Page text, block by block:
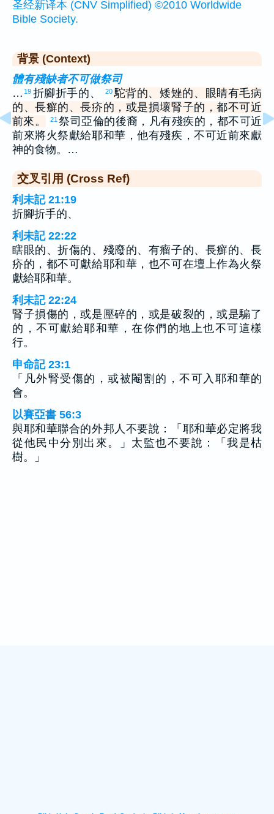
圣经新译本 (CNV Simplified) ©2010 Worldwide
Bible Society.
背景 (Context)
體有殘缺者不可做祭司
… 19 折腳折手的、 20駝背的、矮矬的、眼睛有毛病
的、長癬的、長疥的，或是損壞腎子的，都不可近
前來。
21 祭司亞倫的後裔，凡有殘疾的，都不可近
前來將火祭獻給耶和華，他有殘疾，不可近前來獻
神的食物。…
交叉引用 (Cross Ref)
利未記 21:19
折腳折手的、
利未記 22:22
瞎眼的、折傷的、殘廢的、有瘤子的、長癬的、長
疥的，都不可獻給耶和華，也不可在壇上作為火祭
獻給耶和華。
利未記 22:24
腎子損傷的，或是壓碎的，或是破裂的，或是騸了
的，不可獻給耶和華，在你們的地上也不可這樣
行。
申命記 23:1
「凡外腎受傷的，或被閹割的，不可入耶和華的
會。
以賽亞書 56:3
與耶和華聯合的外邦人不要說：「耶和華必定將我
從他民中分別出來。」太監也不要說：「我是枯
樹。」